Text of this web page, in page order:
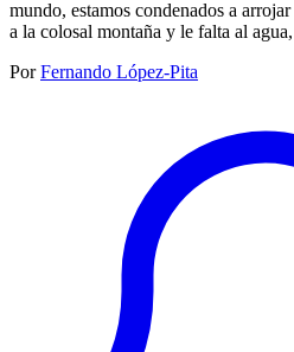
mundo, estamos condenados a
a la colosal montaña y le falta al
Por Fernando López-Pita